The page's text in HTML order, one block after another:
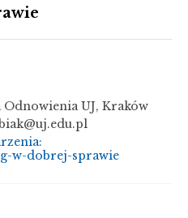
UJ, Kraków
w-dobrej-sprawie